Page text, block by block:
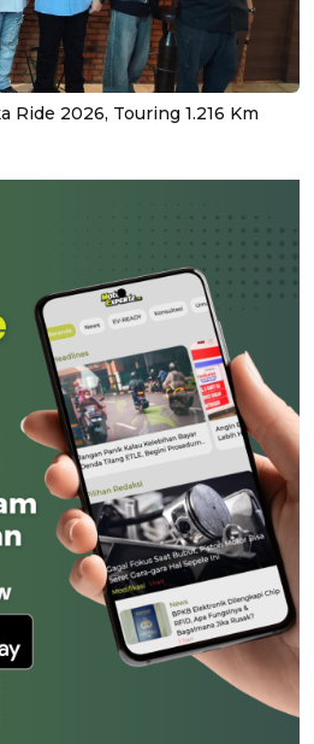
Ride 2026, Touring 1.216 Km